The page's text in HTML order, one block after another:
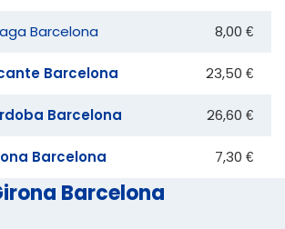
Barcelona 8,00 €
Barcelona 23,50 €
Barcelona 26,60 €
Barcelona 7,30 €
Barcelona